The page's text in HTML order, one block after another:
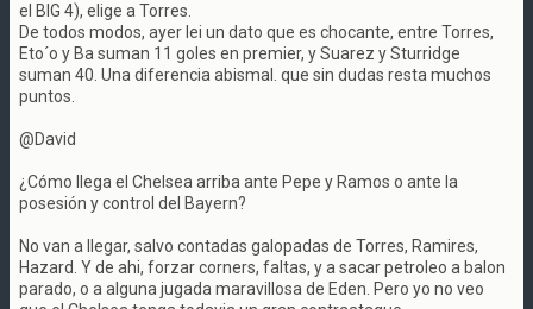
el BIG 4), elige a Torres.
De todos modos, ayer lei un dato que es chocante, entre Torres,
Eto´o y Ba suman 11 goles en premier, y Suarez y Sturridge
suman 40. Una diferencia abismal. que sin dudas resta muchos
puntos.
@David
¿Cómo llega el Chelsea arriba ante Pepe y Ramos o ante la
posesión y control del Bayern?
No van a llegar, salvo contadas galopadas de Torres, Ramires,
Hazard. Y de ahi, forzar corners, faltas, y a sacar petroleo a balon
parado, o a alguna jugada maravillosa de Eden. Pero yo no veo